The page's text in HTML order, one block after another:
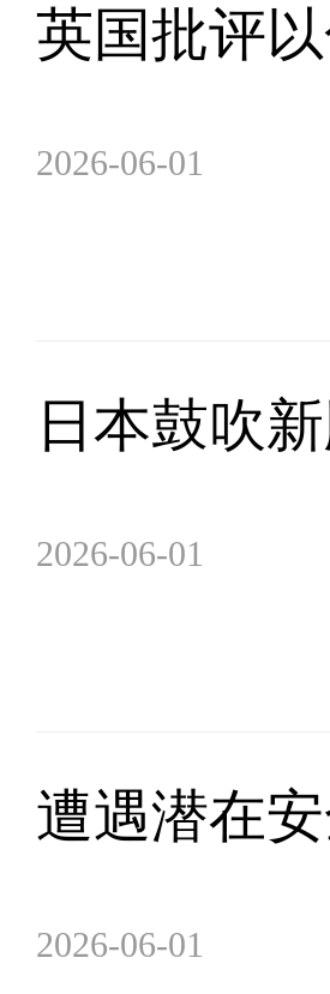
英国批评
2026-06-01
日本鼓吹
2026-06-01
遭遇潜在
2026-06-01